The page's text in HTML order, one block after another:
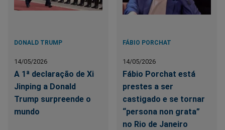
DONALD TRUMP
14/05/2026
A 1ª declaração de Xi
Jinping a Donald
Trump surpreende o
mundo
FÁBIO PORCHAT
14/05/2026
Fábio Porchat está
prestes a ser
castigado e se tornar
“persona non grata”
no Rio de Janeiro